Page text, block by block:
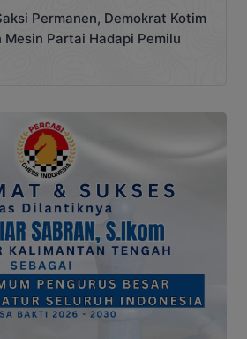
Permanen, Demokrat Kotim
Mesin Partai Hadapi Pemilu